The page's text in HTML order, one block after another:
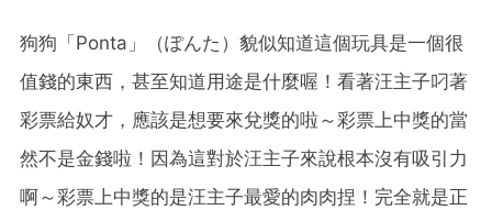
狗狗「Ponta」（ぽんた）貌似知道這個玩具是一個很
值錢的東西，甚至知道用途是什麼喔！看著汪主子叼著
彩票給奴才，應該是想要來兌獎的啦～彩票上中獎的當
然不是金錢啦！因為這對於汪主子來說根本沒有吸引力
啊～彩票上中獎的是汪主子最愛的肉肉捏！完全就是正